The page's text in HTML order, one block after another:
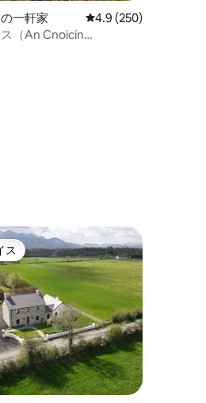
星の平均評価
一軒家 レビュー250件、5つ
4.9 (250)
（An Cnoicín
星の平均評価
チョイスです。
ス